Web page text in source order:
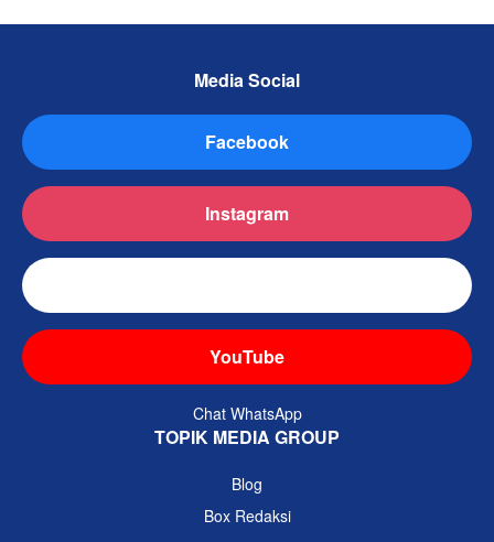
Media Social
Facebook
Instagram
YouTube
Chat WhatsApp
TOPIK MEDIA GROUP
Blog
Box Redaksi